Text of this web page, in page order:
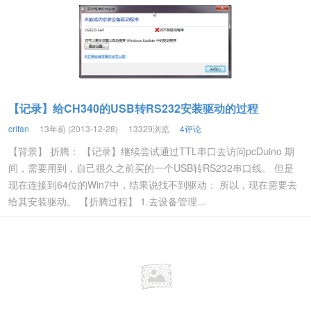
【记录】给CH340的USB转RS232安装驱动的过程
crifan 13年前 (2013-12-28) 13329浏览 4评论
【背景】 折腾： 【记录】继续尝试通过TTL串口去访问pcDuino 期
间，需要用到，自己很久之前买的一个USB转RS232串口线。 但是
现在连接到64位的Win7中，结果说找不到驱动： 所以，现在需要去
给其安装驱动。 【折腾过程】 1.去设备管理...